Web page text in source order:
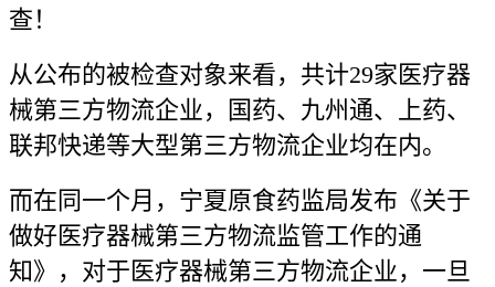
查！
从公布的被检查对象来看，共计29家医疗器
械第三方物流企业，国药、九州通、上药、
联邦快递等大型第三方物流企业均在内。
而在同一个月，宁夏原食药监局发布《关于
做好医疗器械第三方物流监管工作的通
知》，对于医疗器械第三方物流企业，一旦